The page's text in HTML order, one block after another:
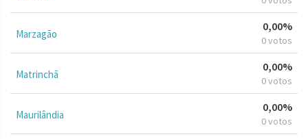
Marzagão
0,00%
0 votos
Matrinchã
0,00%
0 votos
Maurilândia
0,00%
0 votos